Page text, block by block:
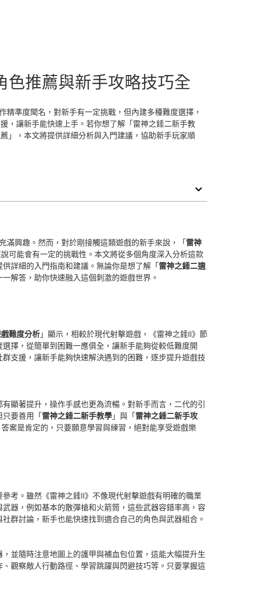
色推薦與新手攻略技巧全
精準度聞名，對新手有一定挑戰，但內建多種難度選擇，
，讓新手能快速上手。若你想了解「雷神之錘二新手教
」，本文將提供詳細分析與入門建議，協助新手玩家順
滿興趣。然而，對於剛接觸這類遊戲的新手來說，「雷神
可能會有一定的挑戰性。本文將從多個角度深入分析這款
詳細的入門指南和建議。無論你是想了解「雷神之錘二適
一解答，助你快速融入這個刺激的遊戲世界。
難度分析 」顯示，相較於現代射擊遊戲，《雷神之錘II》節
擇，從簡單到困難一應俱全，讓新手能夠從較低難度開
支援，讓新手能夠快速解決遇到的困難，逐步提升遊戲技
顯著提升，操作手感也更為流暢。對新手而言，二代的引
只要善用「雷神之錘二新手教學 」與「雷神之錘二新手攻
答案是肯定的，只要願意學習與練習，絕對能享受遊戲樂
參考。雖然《雷神之錘II》不像現代射擊遊戲有明確的職業
器，例如基本的散彈槍和火箭筒，這些武器容錯率高，容
社群討論，新手也能快速找到適合自己的角色與武器組合。
並隨時注意地圖上的護甲與補血包位置，這能大幅提升生
觀察敵人行動路徑、學習跳躍與閃避技巧等。只要掌握這